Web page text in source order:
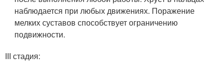
наблюдается при любых движениях. Поражение
мелких суставов способствует ограничению
подвижности.
III стадия: